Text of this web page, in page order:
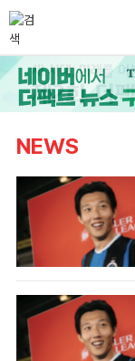
NEWS